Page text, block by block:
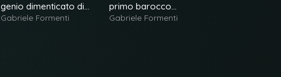
genio dimenticato di
Dresda
Gabriele Formenti
primo barocco
tedesco
Gabriele Formenti